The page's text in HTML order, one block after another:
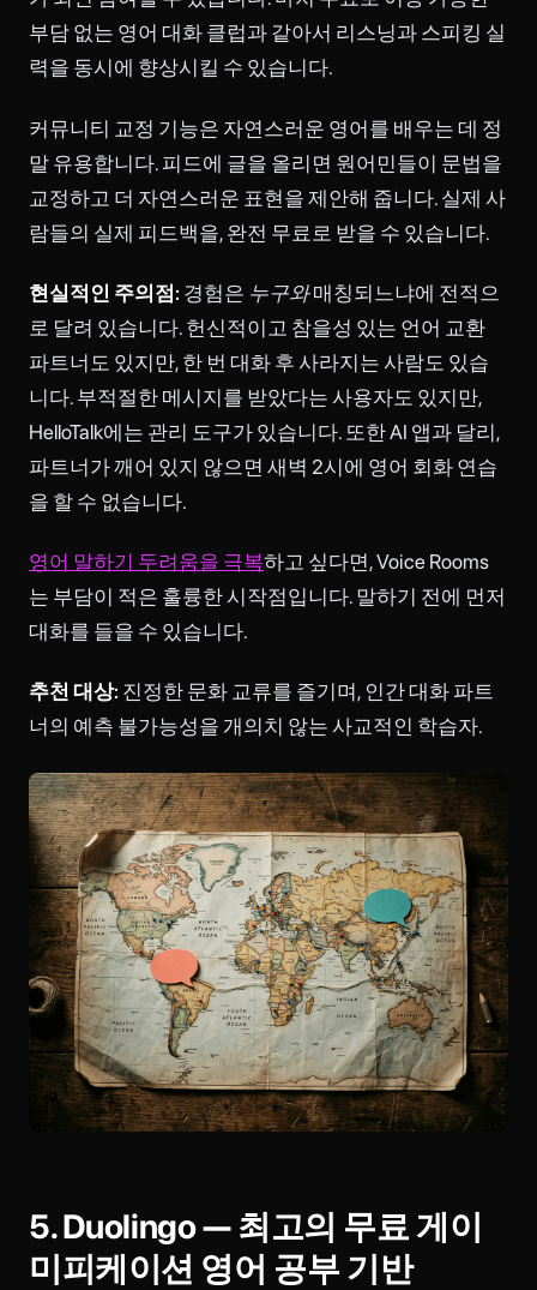
부담 없는 영어 대화 클럽과 같아서 리스닝과 스피킹 실
력을 동시에 향상시킬 수 있습니다.
커뮤니티 교정 기능은 자연스러운 영어를 배우는 데 정
말 유용합니다. 피드에 글을 올리면 원어민들이 문법을
교정하고 더 자연스러운 표현을 제안해 줍니다. 실제 사
람들의 실제 피드백을, 완전 무료로 받을 수 있습니다.
현실적인 주의점: 경험은 누구와매칭되느냐에 전적으
로 달려 있습니다. 헌신적이고 참을성 있는 언어 교환
파트너도 있지만, 한 번 대화 후 사라지는 사람도 있습
니다. 부적절한 메시지를 받았다는 사용자도 있지만,
HelloTalk에는 관리 도구가 있습니다. 또한 AI 앱과 달리,
파트너가 깨어 있지 않으면 새벽 2시에 영어 회화 연습
을 할 수 없습니다.
영어 말하기 두려움을 극복하고 싶다면, Voice Rooms
는 부담이 적은 훌륭한 시작점입니다. 말하기 전에 먼저
대화를 들을 수 있습니다.
추천 대상: 진정한 문화 교류를 즐기며, 인간 대화 파트
너의 예측 불가능성을 개의치 않는 사교적인 학습자.
5. Duolingo — 최고의 무료 게이
미피케이션 영어 공부 기반